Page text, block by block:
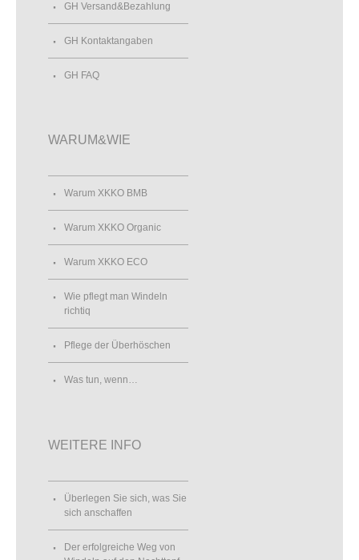
GH Versand&Bezahlung
GH Kontaktangaben
GH FAQ
WARUM&WIE
Warum XKKO BMB
Warum XKKO Organic
Warum XKKO ECO
Wie pflegt man Windeln
richtiq
Pflege der Überhöschen
Was tun, wenn…
WEITERE INFO
Überlegen Sie sich, was Sie
sich anschaffen
Der erfolgreiche Weg von